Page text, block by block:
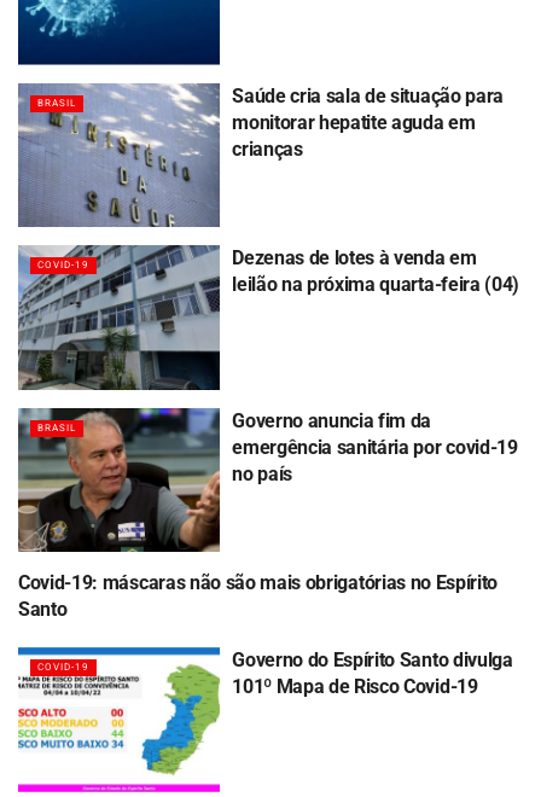
BRASIL
Saúde cria sala de situação para
monitorar hepatite aguda em
crianças
COVID-19
Dezenas de lotes à venda em
leilão na próxima quarta-feira (04)
BRASIL
Governo anuncia fim da
emergência sanitária por covid-19
no país
COVID-19
Covid-19: máscaras não são mais obrigatórias no Espírito
Santo
COVID-19
Governo do Espírito Santo divulga
101º Mapa de Risco Covid-19